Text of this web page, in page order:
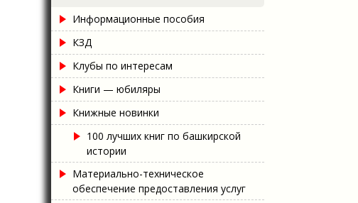
Информационные пособия
КЗД
Клубы по интересам
Книги — юбиляры
Книжные новинки
100 лучших книг по башкирской
истории
Материально-техническое
обеспечение предоставления услуг